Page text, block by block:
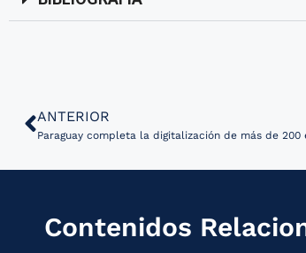
ANTERIOR
Paraguay completa la digitalización de más de
Contenidos